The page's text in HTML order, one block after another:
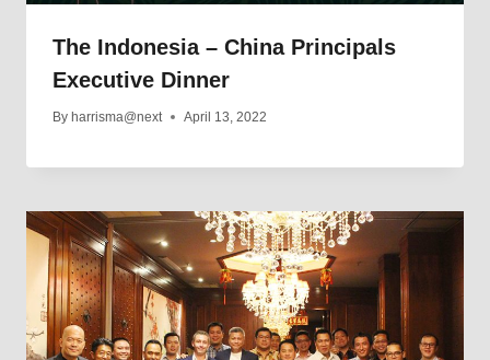
The Indonesia – China Principals
Executive Dinner
By harrisma@next April 13, 2022